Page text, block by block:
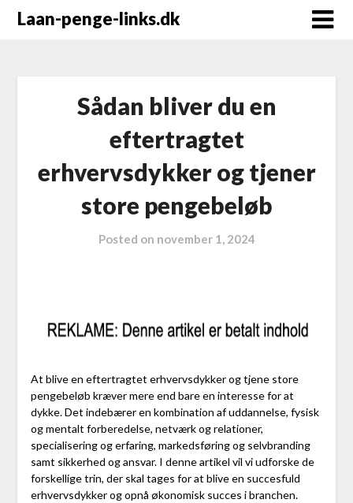
Laan-penge-links.dk
Sådan bliver du en
eftertragtet
erhvervsdykker og tjener
store pengebeløb
Posted on november 1, 2024
At blive en eftertragtet erhvervsdykker og tjene store
pengebeløb kræver mere end bare en interesse for at
dykke. Det indebærer en kombination af uddannelse, fysisk
og mentalt forberedelse, netværk og relationer,
specialisering og erfaring, markedsføring og selvbranding
samt sikkerhed og ansvar. I denne artikel vil vi udforske de
forskellige trin, der skal tages for at blive en succesfuld
erhvervsdykker og opnå økonomisk succes i branchen.